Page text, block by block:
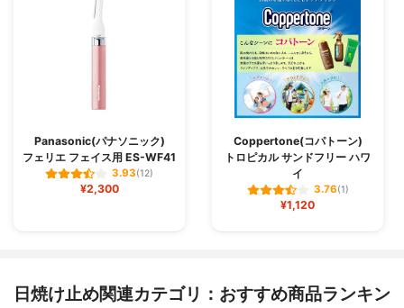
Panasonic(パナソニック)
フェリエ フェイス用 ES-WF41
3.93(12)
¥2,300
Coppertone(コパトーン)
トロピカル サンドフリー ハワ
イ
3.76(1)
¥1,120
日焼け止め関連カテゴリ：おすすめ商品ランキン